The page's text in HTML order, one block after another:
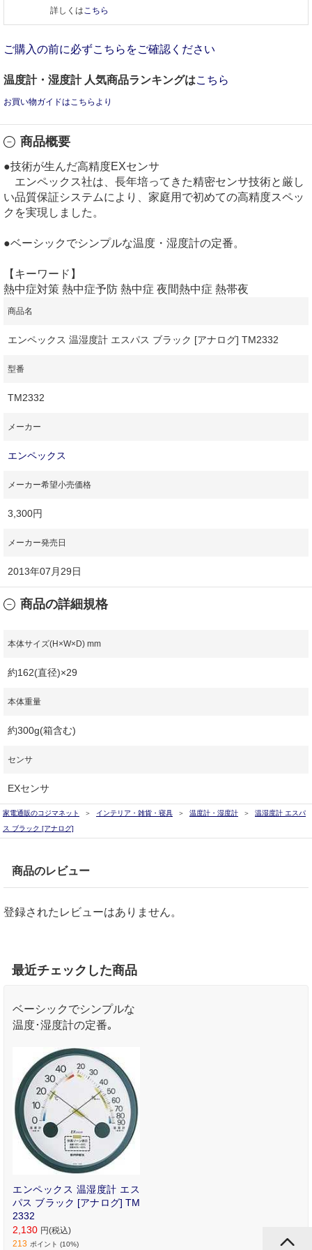
詳しくは こちら
ご購入の前に必ずこちらをご確認ください
温度計・湿度計 人気商品ランキングはこちら
お買い物ガイドはこちらより
商品概要
●技術が生んだ高精度EXセンサ
エンペックス社は、長年培ってきた精密センサ技術と厳し
い品質保証システムにより、家庭用で初めての高精度スペッ
クを実現しました。
●ベーシックでシンプルな温度・湿度計の定番。
【キーワード】
熱中症対策 熱中症予防 熱中症 夜間熱中症 熱帯夜
商品名
エンペックス 温湿度計 エスパス ブラック [アナログ] TM2332
型番
TM2332
メーカー
エンペックス
メーカー希望小売価格
3,300円
メーカー発売日
2013年07月29日
商品の詳細規格
本体サイズ(H×W×D) mm
約162(直径)×29
本体重量
約300g(箱含む)
センサ
EXセンサ
家電通販のコジマネット インテリア・雑貨・寝具 温度計・湿度計
温湿度計 エスパ
ス ブラック [アナログ]
商品のレビュー
登録されたレビューはありません。
最近チェックした商品
ベーシックでシンプルな
温度･湿度計の定番｡
エンペックス 温湿度計 エス
パス ブラック [アナログ] TM
2332
2,130 円(税込)
213 ポイント (10%)